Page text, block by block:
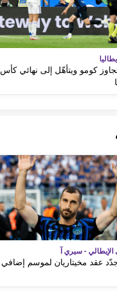
كومو ويتأهّل إلى نهائي كأس
الإيطالي - سيري آ
عقد مخيتاريان لموسم إضافي